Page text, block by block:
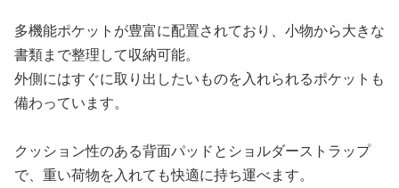
多機能ポケットが豊富に配置されており、小物から大きな
書類まで整理して収納可能。
外側にはすぐに取り出したいものを入れられるポケットも
備わっています。
クッション性のある背面パッドとショルダーストラップ
で、重い荷物を入れても快適に持ち運べます。